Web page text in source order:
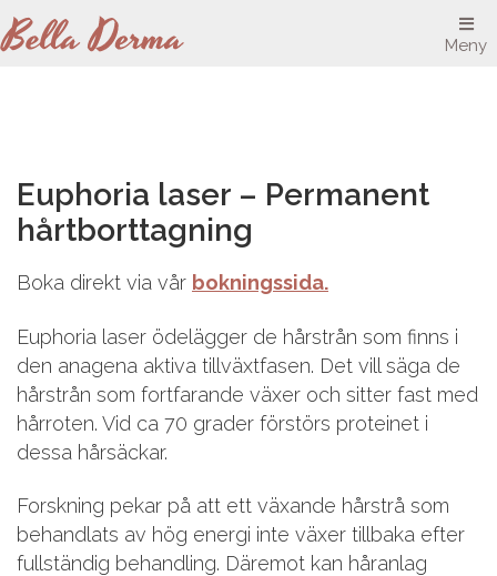
Meny
Euphoria laser – Permanent
hårtborttagning
Boka direkt via vår bokningssida.
Euphoria laser ödelägger de hårstrån som finns i
den anagena aktiva tillväxtfasen. Det vill säga de
hårstrån som fortfarande växer och sitter fast med
hårroten. Vid ca 70 grader förstörs proteinet i
dessa hårsäckar.
Forskning pekar på att ett växande hårstrå som
behandlats av hög energi inte växer tillbaka efter
fullständig behandling. Däremot kan håranlag